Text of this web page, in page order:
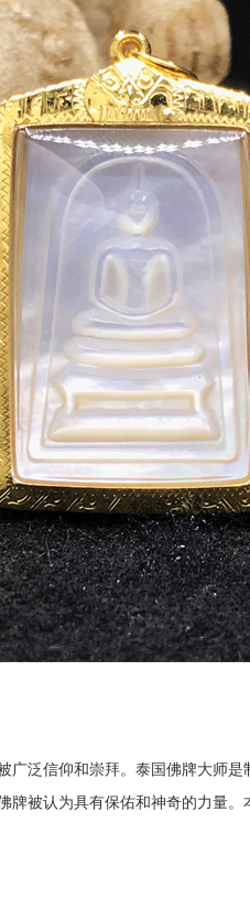
广泛信仰和崇拜。泰国佛牌大师
牌被认为具有保佑和神奇的力量